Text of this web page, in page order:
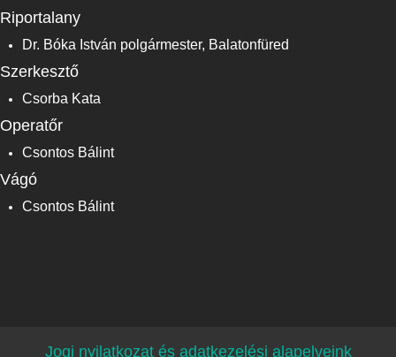
Riportalany
Dr. Bóka István polgármester, Balatonfüred
Szerkesztő
Csorba Kata
Operatőr
Csontos Bálint
Vágó
Csontos Bálint
Jogi nyilatkozat és adatkezelési alapelveink